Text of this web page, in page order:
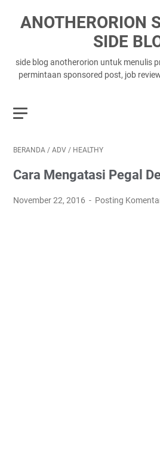
ANOTHERORION
SIDE
side blog anotherorion untuk menulis
permintaan sponsored post, job
BERANDA / ADV / HEALTHY
Cara Mengatasi Pegal
November 22, 2016 Posting